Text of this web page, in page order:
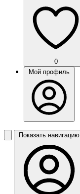
0
Мой профиль
Показать навигацию